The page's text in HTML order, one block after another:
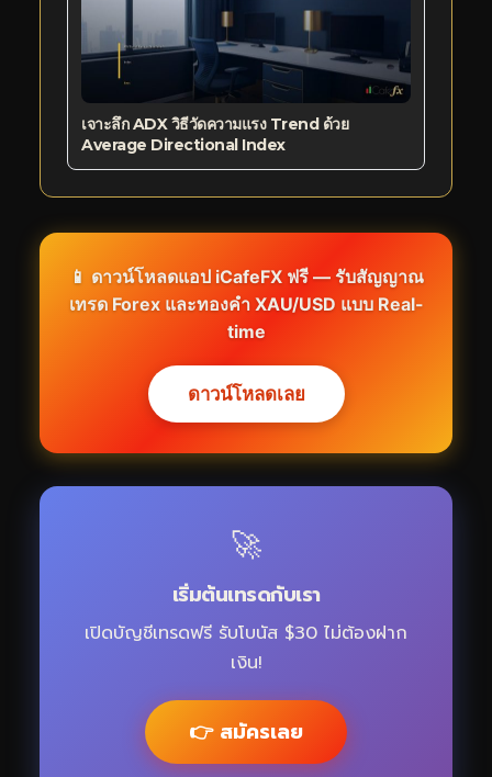
เจาะลึก ADX วิธีวัดความแรง Trend ด้วย
Average Directional Index
📱 ดาวน์โหลดแอป iCafeFX ฟรี — รับสัญญาณ
เทรด Forex และทองคำ XAU/USD แบบ Real-
time
ดาวน์โหลดเลย
🚀
เริ่มต้นเทรดกับเรา
เปิดบัญชีเทรดฟรี รับโบนัส $30 ไม่ต้องฝาก
เงิน!
👉 สมัครเลย